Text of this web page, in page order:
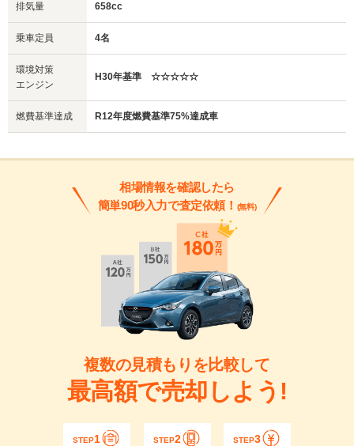
排気量 658cc
乗車定員 4名
環境対策
エンジン
H30年基準 ☆☆☆☆☆
燃費基準達成 R12年度燃費基準75%達成車
相場情報を確認したら
簡単90秒入力で査定依頼！ (無料)
複数の見積もりを比較して
最高額で売却しよう!
STEP1 STEP2 STEP3